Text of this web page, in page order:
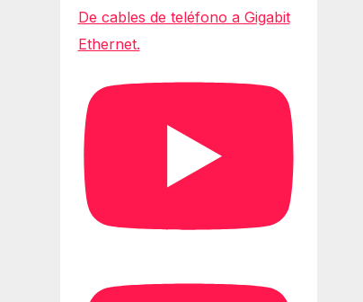
De cables de teléfono a Gigabit
Ethernet.